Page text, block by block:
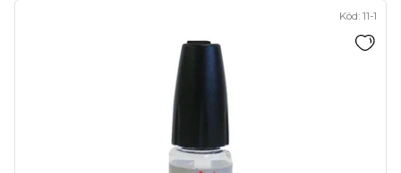
Kód: 11-1